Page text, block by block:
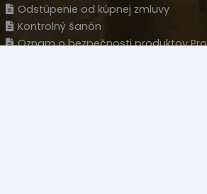
Odstúpenie od kúpnej zmluvy
Kontrolný šanón
Oznam o bezpečnosti produktov